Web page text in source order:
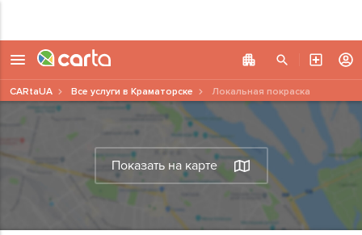
Показать на карте
CARtaUA Все услуги в Краматорске Локальная покраска